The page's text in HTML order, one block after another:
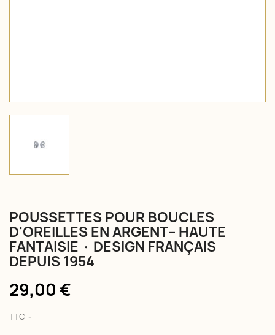
POUSSETTES POUR BOUCLES
D'OREILLES EN ARGENT– HAUTE
FANTAISIE · DESIGN FRANÇAIS
DEPUIS 1954
29,00 €
TTC